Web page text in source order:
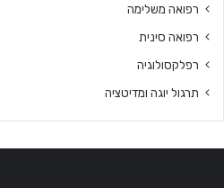
רפואה משלימה
רפואה סינית
רפלקסולוגיה
תרגול יוגה ומדיטציה